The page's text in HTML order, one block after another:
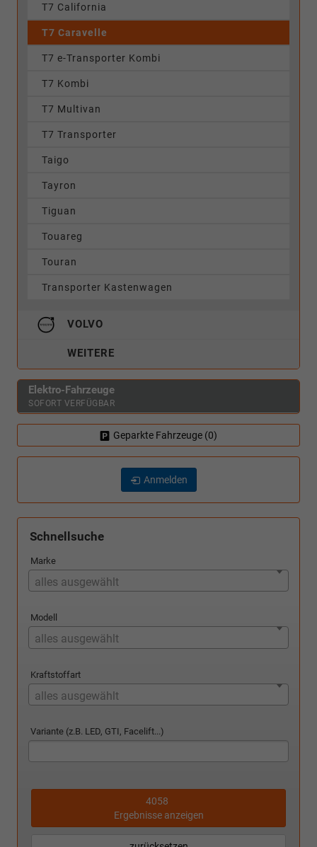
T7 California
T7 Caravelle
T7 e-Transporter Kombi
T7 Kombi
T7 Multivan
T7 Transporter
Taigo
Tayron
Tiguan
Touareg
Touran
Transporter Kastenwagen
VOLVO
WEITERE
Elektro-Fahrzeuge
SOFORT VERFÜGBAR
Geparkte Fahrzeuge (0)
Anmelden
Schnellsuche
Marke
alles ausgewählt
Modell
alles ausgewählt
Kraftstoffart
alles ausgewählt
Variante (z.B. LED, GTI, Facelift...)
4058
Ergebnisse anzeigen